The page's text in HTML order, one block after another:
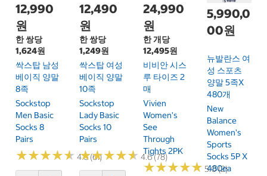
12,990
원
한 쌍당
1,624원
싹스탑 남성
베이직 양말
8족
Sockstop
Men Basic
Socks 8
Pairs
★★★★★
★★★★★ 4.6 (61)
12,490
원
한 쌍당
1,249원
싹스탑 여성
베이직 양말
10족
Sockstop
Lady Basic
Socks 10
Pairs
★★★★★
★★★★★ 4.6 (78)
24,990
원
한 개당
12,495원
비비안 시스
루 타이즈 2
매
Vivien
Women's
See
Through
Tights 2PK
★★★★★
★★★★★ 5.0 (2)
5,990,0
00원
뉴발란스 여
성 스포츠
양말 5족x
480개
New
Balance
Women's
Sports
Socks 5P X
480ea